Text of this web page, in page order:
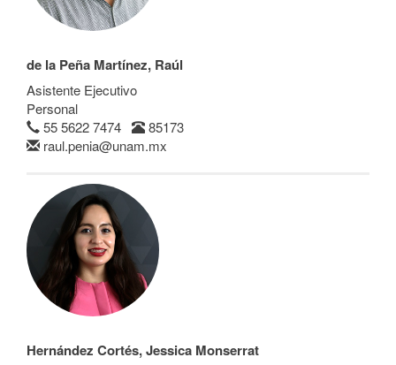
de la Peña Martínez, Raúl
Asistente Ejecutivo
Personal
55 5622 7474
85173
raul.penia@unam.mx
Hernández Cortés, Jessica Monserrat